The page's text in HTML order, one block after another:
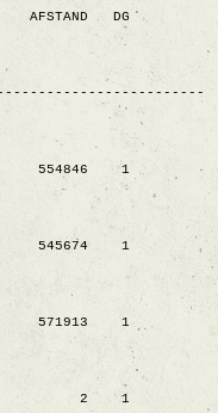
AFSTAND
DG
554846
1
545674
1
571913
1
2
1